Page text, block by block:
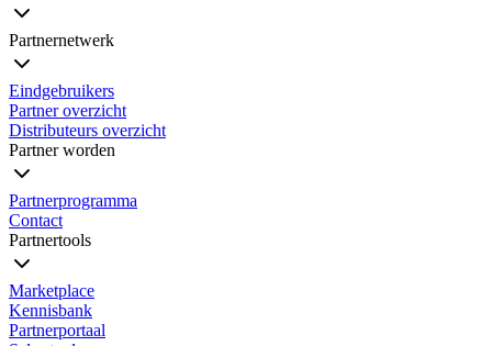
Partnernetwerk
Eindgebruikers
Partner overzicht
Distributeurs overzicht
Partner worden
Partnerprogramma
Contact
Partnertools
Marketplace
Kennisbank
Partnerportaal